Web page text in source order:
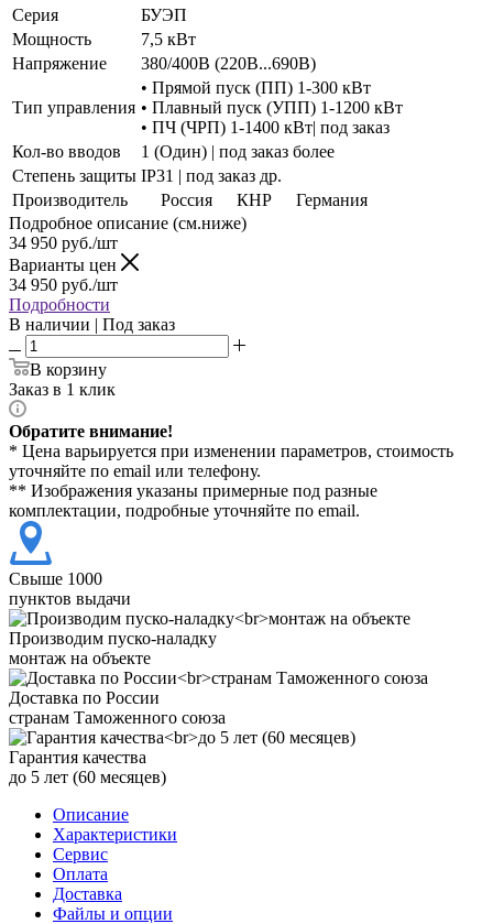
Серия
БУЭП
Мощность
7,5 кВт
Напряжение
380/400В (220В...690В)
Тип управления
• Прямой пуск (ПП) 1-300 кВт
• Плавный пуск (УПП) 1-1200 кВт
• ПЧ (ЧРП) 1-1400 кВт| под заказ
Кол-во вводов
1 (Один) | под заказ более
Степень защиты IP31 | под заказ др.
Производитель
Россия КНР
Германия
Подробное описание (см.ниже)
34 950 руб./шт
Варианты цен
34 950 руб./шт
Подробности
В наличии | Под заказ
В корзину
Заказ в 1 клик
Обратите внимание!
* Цена варьируется при изменении параметров, стоимость
уточняйте по email или телефону.
** Изображения указаны примерные под разные
комплектации, подробные уточняйте по email.
Свыше 1000
пунктов выдачи
Производим пуско-наладку
монтаж на объекте
Доставка по России
странам Таможенного союза
Гарантия качества
до 5 лет (60 месяцев)
Описание
Характеристики
Сервис
Оплата
Доставка
Файлы и опции